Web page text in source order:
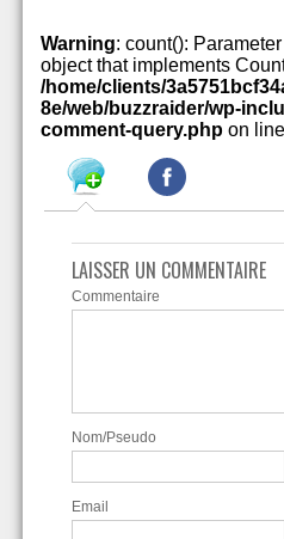
Warning: count():
object that implements
/home/clients/
8e/web/buzzraider/wp-
comment-query.php on line
LAISSER UN COMMENTAIRE
Commentaire
Nom/Pseudo
Email